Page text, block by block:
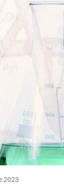
2023